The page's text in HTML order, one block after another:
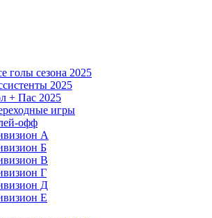
голы сезона 2025
2025
+ Пас 2025
игры
офф
A
Б
В
Г
Д
Е